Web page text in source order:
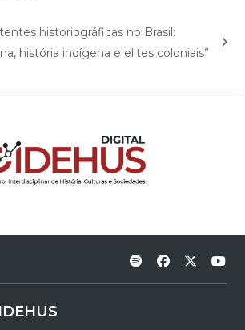
historiográficas no Brasil:
história indígena e elites coloniais”